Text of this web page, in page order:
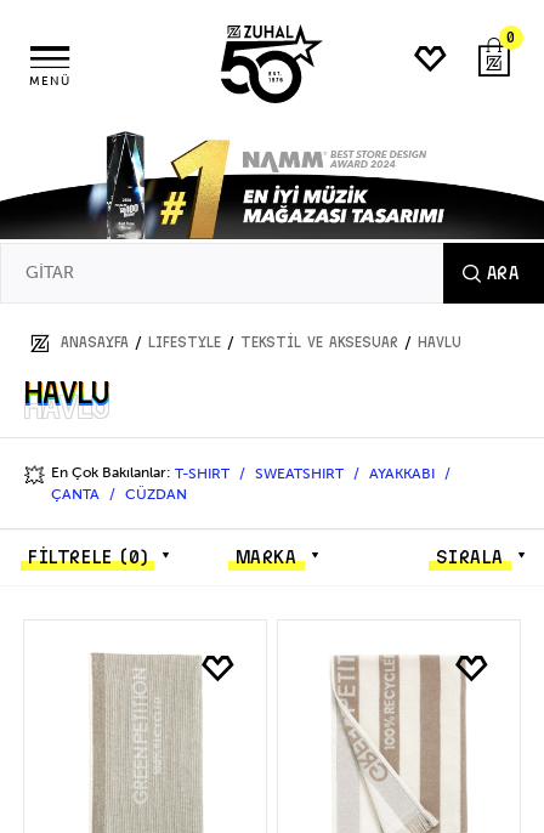
MENÜ
0
ARA
ANASAYFA / LIFESTYLE / TEKSTİL VE AKSESUAR / HAVLU
HAVLU
HAVLU
💥 En Çok Bakılanlar: T-SHIRT SWEATSHIRT
AYAKKABI
ÇANTA
CÜZDAN
FİLTRELE(0) MARKA SIRALA